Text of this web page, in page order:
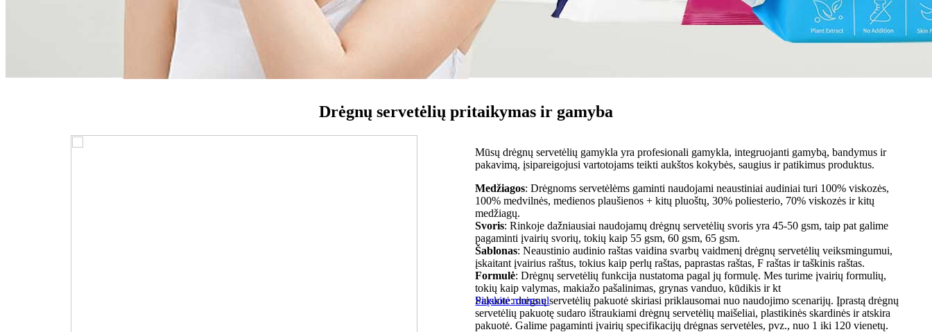
Drėgnų servetėlių pritaikymas ir gamyba
Mūsų drėgnų servetėlių gamykla yra profesionali gamykla, integruojanti gamybą, bandymus ir
pakavimą, įsipareigojusi vartotojams teikti aukštos kokybės, saugius ir patikimus produktus.
Medžiagos: Drėgnoms servetėlėms gaminti naudojami neaustiniai audiniai turi 100% viskozės,
100% medvilnės, medienos plaušienos + kitų pluoštų, 30% poliesterio, 70% viskozės ir kitų
medžiagų.
Svoris: Rinkoje dažniausiai naudojamų drėgnų servetėlių svoris yra 45-50 gsm, taip pat galime
pagaminti įvairių svorių, tokių kaip 55 gsm, 60 gsm, 65 gsm.
Šablonas: Neaustinio audinio raštas vaidina svarbų vaidmenį drėgnų servetėlių veiksmingumui,
įskaitant įvairius raštus, tokius kaip perlų raštas, paprastas raštas, F raštas ir taškinis raštas.
Formulė: Drėgnų servetėlių funkcija nustatoma pagal jų formulę. Mes turime įvairių formulių,
tokių kaip valymas, makiažo pašalinimas, grynas vanduo, kūdikis ir kt
Pakuotė: drėgnų servetėlių pakuotė skiriasi priklausomai nuo naudojimo scenarijų. Įprastą drėgnų
servetėlių pakuotę sudaro ištraukiami drėgnų servetėlių maišeliai, plastikinės skardinės ir atskira
pakuotė. Galime pagaminti įvairių specifikacijų drėgnas servetėles, pvz., nuo 1 iki 120 vienetų.
Siųskite mums el